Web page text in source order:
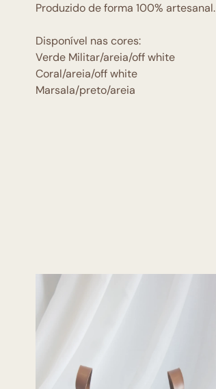
Produzido de forma 100% artesanal.
Disponível nas cores:
Verde Militar/areia/off white
Coral/areia/off white
Marsala/preto/areia